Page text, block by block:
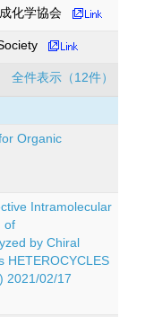
化学協会
全件表示（12件）
Organic
Intramolecular
of
by Chiral
2021/02/17